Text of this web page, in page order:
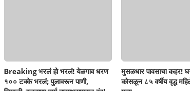
Breaking भरलं हो भरलं! येळगाव धरण
१०० टक्के भरलं; पुलावरून पाणी,
मुसळधार पावसाचा कहर!
कोसळून ८५ वर्षीय वृद्ध